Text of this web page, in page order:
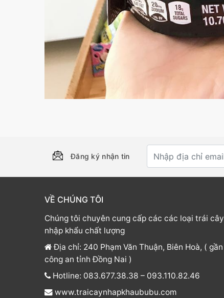
Đăng ký nhận tin
VỀ CHÚNG TÔI
Chúng tôi chuyên cung cấp các các loại trái cây
nhập khẩu chất lượng
Địa chỉ: 240 Phạm Văn Thuận, Biên Hoà, ( gần
công an tỉnh Đồng Nai )
Hotline: 083.677.38.38 – 093.110.82.46
www.traicaynhapkhaububu.com